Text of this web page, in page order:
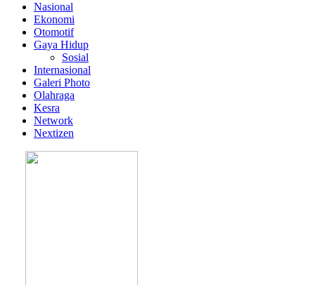
Nasional
Ekonomi
Otomotif
Gaya Hidup
Sosial
Internasional
Galeri Photo
Olahraga
Kesra
Network
Nextizen